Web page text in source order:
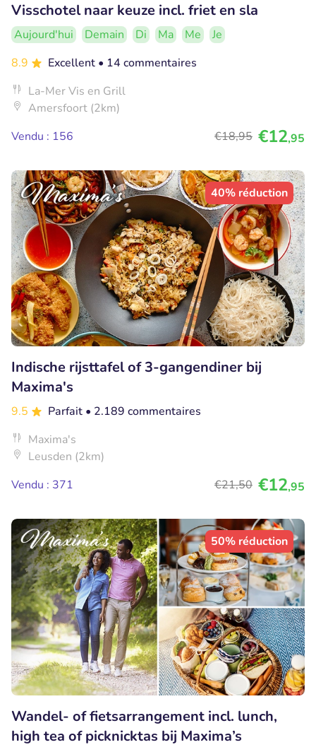
Visschotel naar keuze incl. friet en sla
Aujourd'hui Demain Di Ma Me
Je
8.9
Excellent • 14 commentaires
La-Mer Vis en Grill
Amersfoort (2km)
Vendu : 156
€18,95 €12,95
40% réduction
Indische rijsttafel of 3-gangendiner bij
Maxima's
9.5 Parfait • 2.189 commentaires
Maxima's
Leusden (2km)
Vendu : 371
€21,50 €12,95
50% réduction
Wandel- of fietsarrangement incl. lunch,
high tea of picknicktas bij Maxima’s